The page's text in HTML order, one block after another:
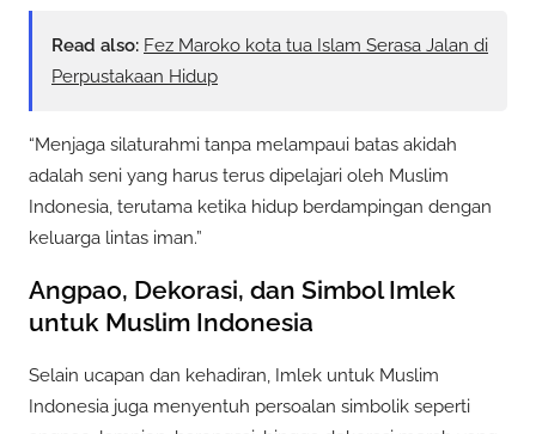
Read also: Fez Maroko kota tua Islam Serasa Jalan di
Perpustakaan Hidup
“Menjaga silaturahmi tanpa melampaui batas akidah
adalah seni yang harus terus dipelajari oleh Muslim
Indonesia, terutama ketika hidup berdampingan dengan
keluarga lintas iman.”
Angpao, Dekorasi, dan Simbol Imlek
untuk Muslim Indonesia
Selain ucapan dan kehadiran, Imlek untuk Muslim
Indonesia juga menyentuh persoalan simbolik seperti